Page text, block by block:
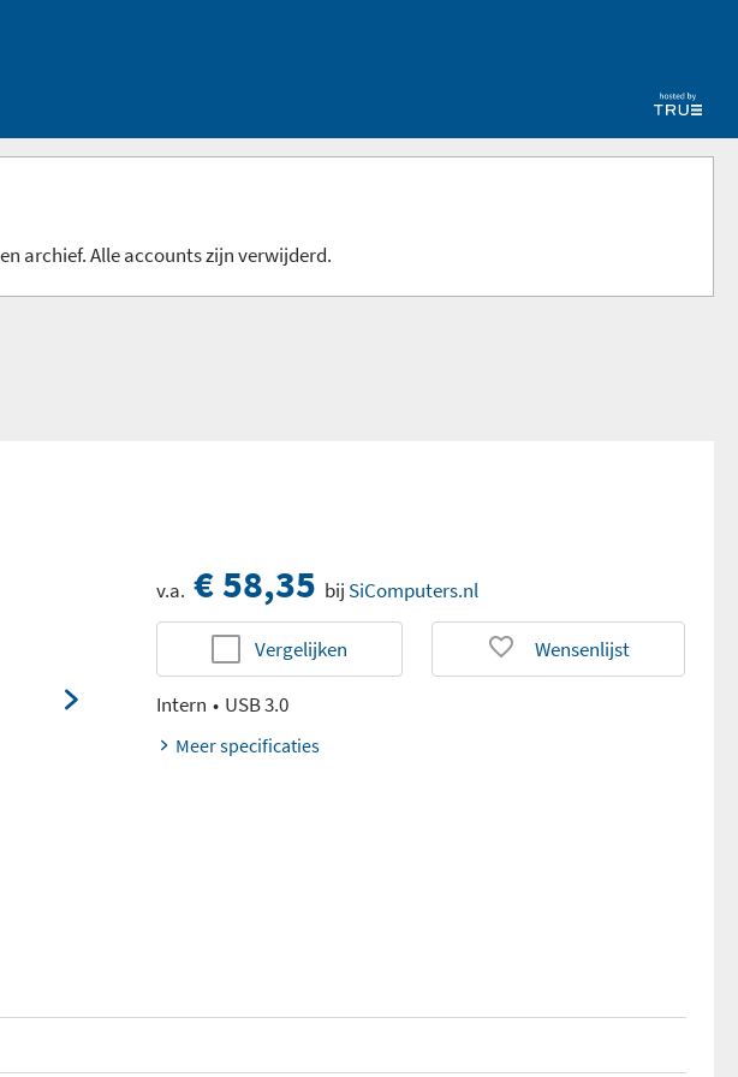
archief. Alle accounts zijn verwijderd.
v.a. € 58,35 bij SiComputers.nl
Vergelijken Wensenlijst
Intern USB 3.0
Meer specificaties